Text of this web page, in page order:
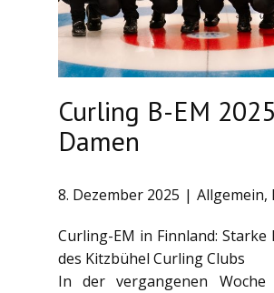
Curling B-EM 2025
Damen
8. Dezember 2025 Allgemein,
Curling-EM in Finnland: Starke
des Kitzbühel Curling Clubs
In der vergangenen